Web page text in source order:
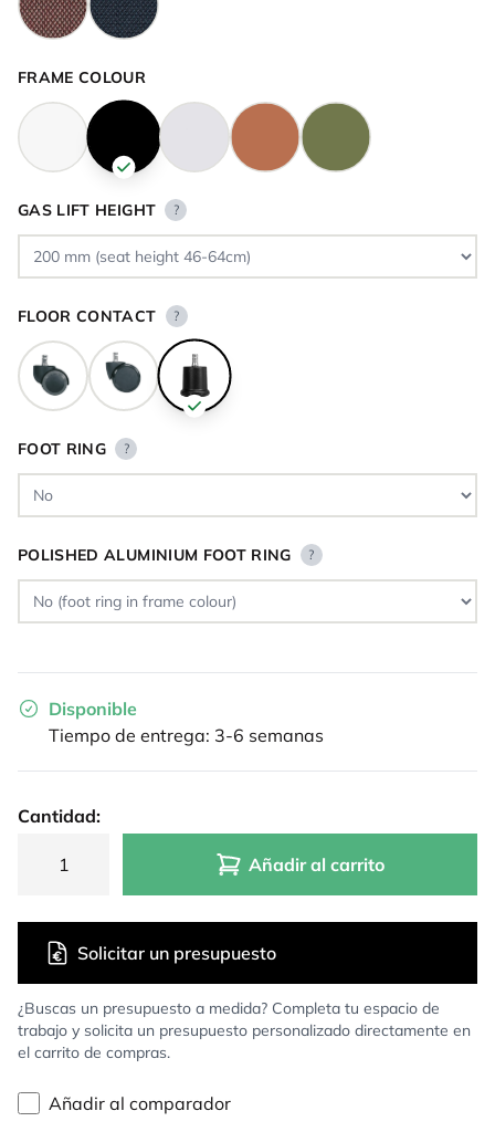
FRAME COLOUR
GAS LIFT HEIGHT ?
FLOOR CONTACT ?
FOOT RING ?
POLISHED ALUMINIUM FOOT RING ?
Disponible
Tiempo de entrega: 3-6 semanas
Cantidad:
Añadir al carrito
¿Buscas un presupuesto a medida? Completa tu espacio de
trabajo y solicita un presupuesto personalizado directamente en
el carrito de compras.
Solicitar un presupuesto
Añadir al comparador